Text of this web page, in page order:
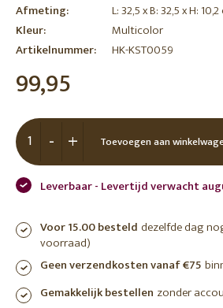
Afmeting:
L: 32,5 x B: 32,5 x H:
Kleur:
Multicolor
Artikelnummer:
HK-KST0059
99,95
+
- Toevoegen aan
Leverbaar - Levertijd verwacht
Voor 15.00 besteld dezelfde dag
voorraad)
Geen verzendkosten vanaf €75
Gemakkelijk bestellen zonder